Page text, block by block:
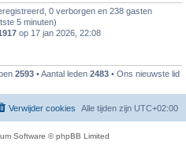
0 verborgen en 238 gasten
5 minuten)
op 17 jan 2026, 22:08
2593 • Aantal leden 2483 • Ons nieuwste lid
Alle tijden zijn UTC+02:00
Verwijder cookies
Software © phpBB Limited